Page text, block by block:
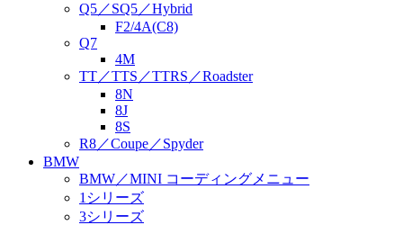
Q5／SQ5／Hybrid
F2/4A(C8)
Q7
4M
TT／TTS／TTRS／Roadster
8N
8J
8S
R8／Coupe／Spyder
BMW
BMW／MINI コーディングメニュー
1シリーズ
3シリーズ